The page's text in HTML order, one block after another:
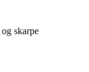
skarpe